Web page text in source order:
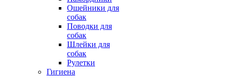
Ошейники для
собак
Поводки для
собак
Шлейки для
собак
Рулетки
Гигиена